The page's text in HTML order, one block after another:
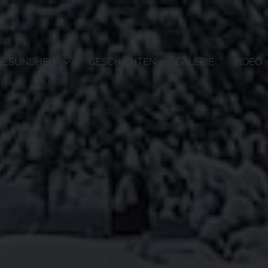
GESCHICHTEN GALERIE VIDEO